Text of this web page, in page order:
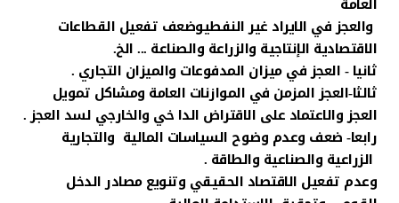
والعجز في الايراد غير النفطيوضعف تفعيل القطاعات
الاقتصادية الإنتاجية والزراعة والصناعة ... الخ.
ثانيا - العجز في ميزان المدفوعات والميزان التجاري .
ثالثا-العجز المزمن في الموازنات العامة ومشاكل تمويل
العجز والاعتماد على الاقتراض الدا خي والخارجي لسد العجز .
رابعا- ضعف وعدم وضوح السياسات المالية والتجارية
الزراعية والصناعية والطاقة .
وعدم تفعيل الاقتصاد الحقيقي وتنويع مصادر الدخل